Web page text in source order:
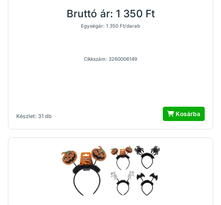
Készlet: 31 db
Bruttó ár: 1 350 Ft
Egységár: 1 350 Ft/darab
Cikkszám: 3260006149
Kosárba